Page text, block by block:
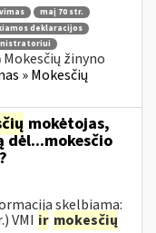
maį 70 str.
deklaracijos
Mokesčių žinyno
» Mokesčių
mokėtojas,
skelbiama:
VMI ir mokesčių